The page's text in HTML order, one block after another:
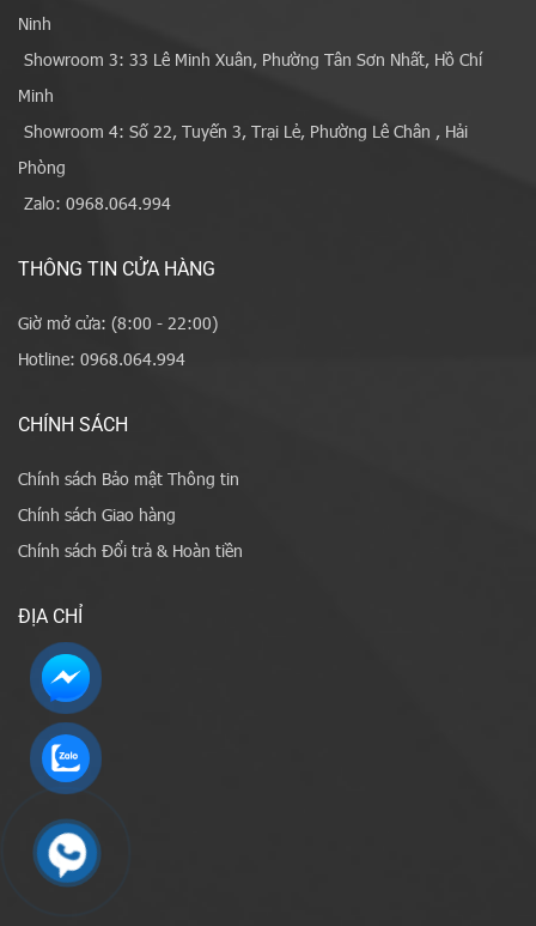
Ninh
Showroom 3: 33 Lê Minh Xuân, Phường Tân Sơn Nhất, Hồ Chí
Minh
Showroom 4: Số 22, Tuyến 3, Trại Lẻ, Phường Lê Chân , Hải
Phòng
Zalo: 0968.064.994
THÔNG TIN CỬA HÀNG
Giờ mở cửa: (8:00 - 22:00)
Hotline: 0968.064.994
CHÍNH SÁCH
Chính sách Bảo mật Thông tin
Chính sách Giao hàng
Chính sách Đổi trả & Hoàn tiền
ĐỊA CHỈ